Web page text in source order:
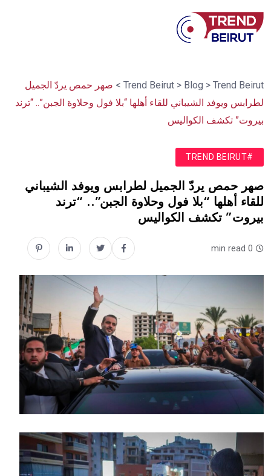
Trend Beirut > Blog > Trend Beirut
> صهر حمص يردّ الجميل
لطرابس ويوفد الشيباني للقاء أهلها “بلا فول وحلاوة الجبن”.. “ترند
بيروت” تكشف الكواليس
#TREND BEIRUT
صهر حمص يردّ الجميل لطرابس ويوفد الشيباني
للقاء أهلها “بلا فول وحلاوة الجبن”.. “ترند
بيروت” تكشف الكواليس
0 min read